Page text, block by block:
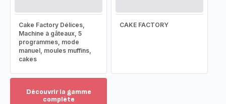
Cake Factory Délices,
Machine à gâteaux, 5
programmes, mode
manuel, moules muffins,
cakes
CAKE FACTORY
Découvrir la gamme
complète